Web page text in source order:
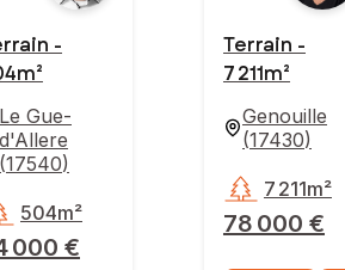
-
Le Gue-
d'Allere
(17540)
000 €
504m²
Terrain -
7 211m²
Genouille
(17430)
78 000 €
7 211m²